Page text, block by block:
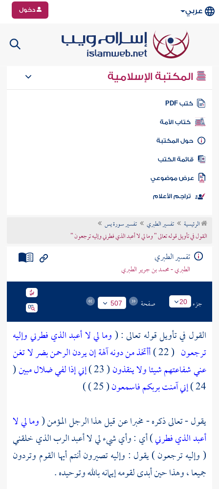
عربي دخول
المكتبة الإسلامية
كتب PDF
كتاب الأمة
المكتبة
الكتب
موضوعي
تراجم الأعلام
الرئيسية تفسير الطبري
تفسير سورة يس
القول في تأويل قوله تعالى " وما لي لا أعبد الذي فطرني وإليه ترجعون "
تفسير الطبري
الطبري - محمد بن جرير الطبري
جزء 20 صفحة 507
القول في تأويل قوله تعالى : (وما لي لا أعبد الذي فطرني وإليه
ترجعون ( 22 )
أأتخذ من دونه آلهة إن يردن الرحمن بضر لا تغن
عني شفاعتهم شيئا ولا ينقذون( 23 ) إني إذا لفي ضلال مبين(
24 ) إني آمنت بربكم فاسمعون( 25 ) )
يقول - تعالى ذكره - مخبرا عن قيل هذا الرجل المؤمن (وما لي لا
أعبد الذي فطرني) أي : وأي شيء لي لا أعبد الرب الذي خلقني
( وإليه ترجعون ) يقول : وإليه تصيرون أنتم أيها القوم وتردون
جميعا ، وهذا حين أبدى لقومه إيمانه بالله وتوحيده .